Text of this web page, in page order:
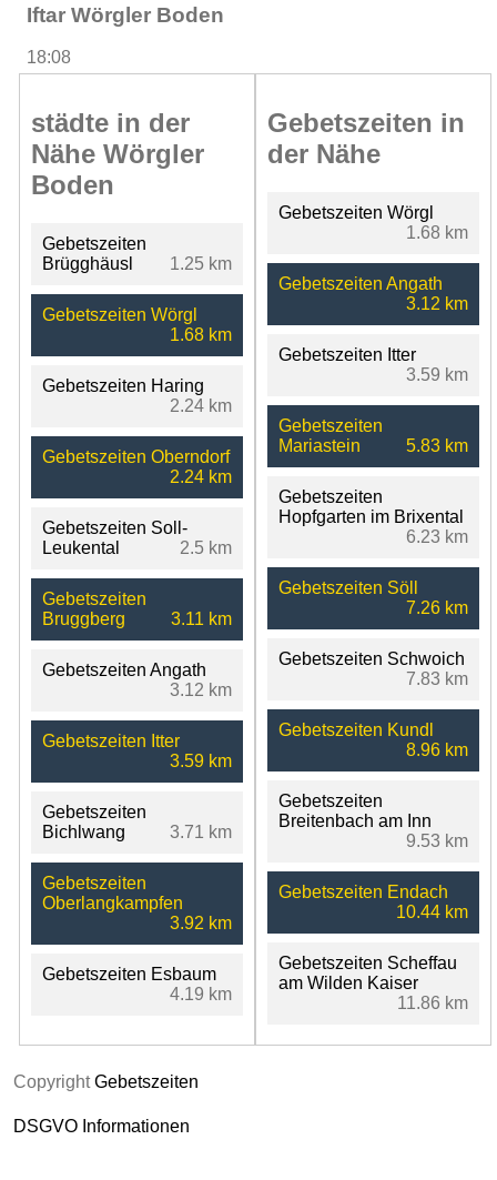
Iftar Wörgler Boden
18:08
städte in der
Nähe Wörgler
Boden
Gebetszeiten
Brügghäusl
1.25 km
Gebetszeiten Wörgl
1.68 km
Gebetszeiten Haring
2.24 km
Gebetszeiten Oberndorf
2.24 km
Gebetszeiten Soll-
Leukental
2.5 km
Gebetszeiten
Bruggberg
3.11 km
Gebetszeiten Angath
3.12 km
Gebetszeiten Itter
3.59 km
Gebetszeiten
Bichlwang
3.71 km
Gebetszeiten
Oberlangkampfen
3.92 km
Gebetszeiten Esbaum
4.19 km
Gebetszeiten in
der Nähe
Gebetszeiten Wörgl
1.68 km
Gebetszeiten Angath
3.12 km
Gebetszeiten Itter
3.59 km
Gebetszeiten
Mariastein
5.83 km
Gebetszeiten
Hopfgarten im Brixental
6.23 km
Gebetszeiten Söll
7.26 km
Gebetszeiten Schwoich
7.83 km
Gebetszeiten Kundl
8.96 km
Gebetszeiten
Breitenbach am Inn
9.53 km
Gebetszeiten Endach
10.44 km
Gebetszeiten Scheffau
am Wilden Kaiser
11.86 km
CopyrightGebetszeiten
DSGVO Informationen